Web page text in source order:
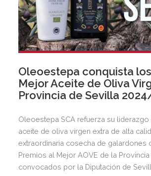
Oleoestepa conquista
Mejor Aceite de Oliva
Provincia de Sevilla
Oleoestepa SCA refuerza su
aceite de oliva virgen extra de alta
extraordinaria cosecha de galardones
Premios al Mejor AOVE de la
convocados por la Diputación de